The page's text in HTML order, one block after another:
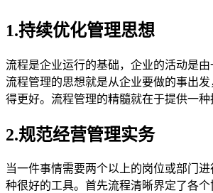
1.持续优化管理思想
流程是企业运行的基础，企业的活动是由
流程管理的思想就是从企业要做的事出
得更好。流程管理的精髓就在于提供一种
2.规范经营管理实务
当一件事情需要两个以上的岗位或部门
种很好的工具。首先流程清晰界定了各